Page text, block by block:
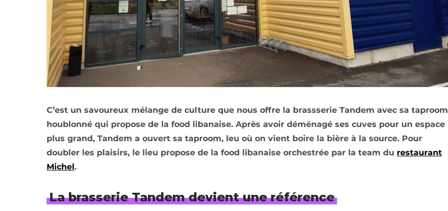
C’est un savoureux mélange de culture que nous offre la brassserie Tandem avec sa taproom
houblonné qui propose de la food libanaise. Après avoir déménagé ses cuves pour un espace
plus grand, Tandem a ouvert sa taproom, leu où on vient boire la bière à la source. Pour
doubler les plaisirs, le lieu propose de la food libanaise orchestrée par la team du restaurant
Michel.
La brasserie Tandem devient une référence